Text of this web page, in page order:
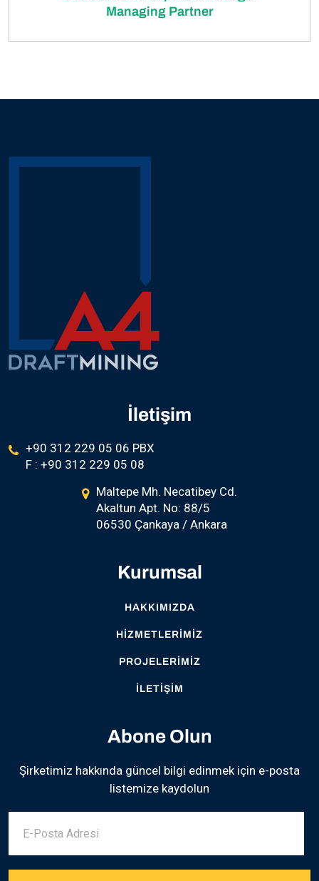
Managing Partner
İletişim
+90 312 229 05 06 PBX
F : +90 312 229 05 08
Maltepe Mh. Necatibey Cd.
Akaltun Apt. No: 88/5
06530 Çankaya / Ankara
Kurumsal
HAKKIMIZDA
HIZMETLERIMIZ
PROJELERIMIZ
İLETIŞIM
Abone Olun
Şirketimiz hakkında güncel bilgi edinmek için e-posta
listemize kaydolun